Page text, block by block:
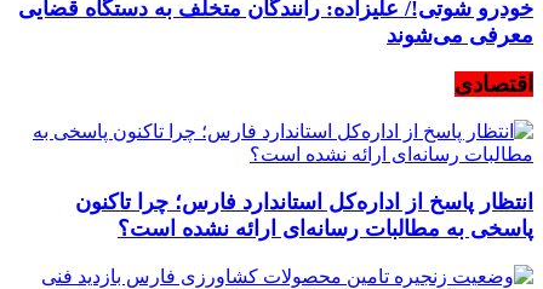
خودرو شوتی!/ علیزاده: رانندگان متخلف به دستگاه قضایی
معرفی می‌شوند
اقتصادی
انتظار پاسخ از اداره‌کل استاندارد فارس؛ چرا تاکنون
پاسخی به مطالبات رسانه‌ای ارائه نشده است؟